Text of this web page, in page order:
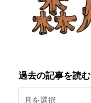
過去の記事を読む
月を選択